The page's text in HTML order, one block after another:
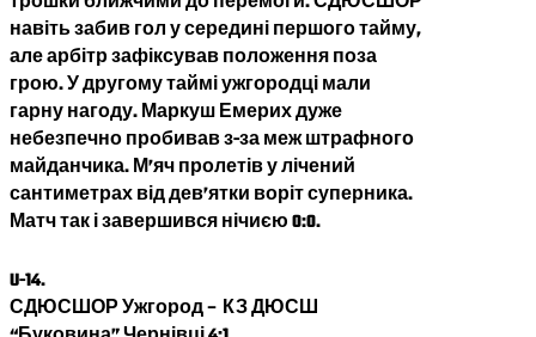
навіть забив гол у середині першого тайму,
але арбітр зафіксував положення поза
грою. У другому таймі ужгородці мали
гарну нагоду. Маркуш Емерих дуже
небезпечно пробивав з-за меж штрафного
майданчика. М’яч пролетів у лічений
сантиметрах від дев’ятки воріт суперника.
Матч так і завершився нічиєю 0:0.
U-14.
СДЮСШОР Ужгород – КЗ ДЮСШ